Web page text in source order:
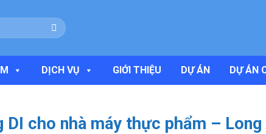
DỊCH VỤ GIỚI THIỆU DỰ ÁN DỰ ÁN
cho nhà máy thực phẩm – Long